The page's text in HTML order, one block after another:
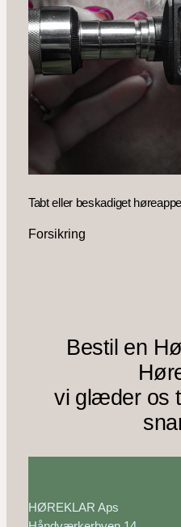
Tabt eller beskadiget
Forsikring
Bestil en
vi glæder os
HØREKLAR Aps